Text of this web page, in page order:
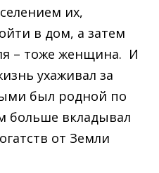
их,
в дом, а затем
– тоже женщина. И
ухаживал за
был родной по
больше вкладывал
от Земли